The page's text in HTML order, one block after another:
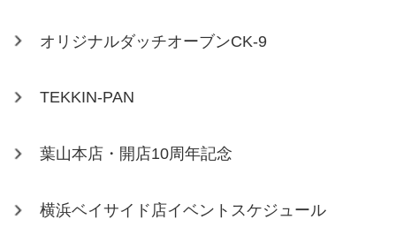
オリジナルダッチオーブンCK-9
TEKKIN-PAN
葉山本店・開店10周年記念
横浜ベイサイド店イベントスケジュール